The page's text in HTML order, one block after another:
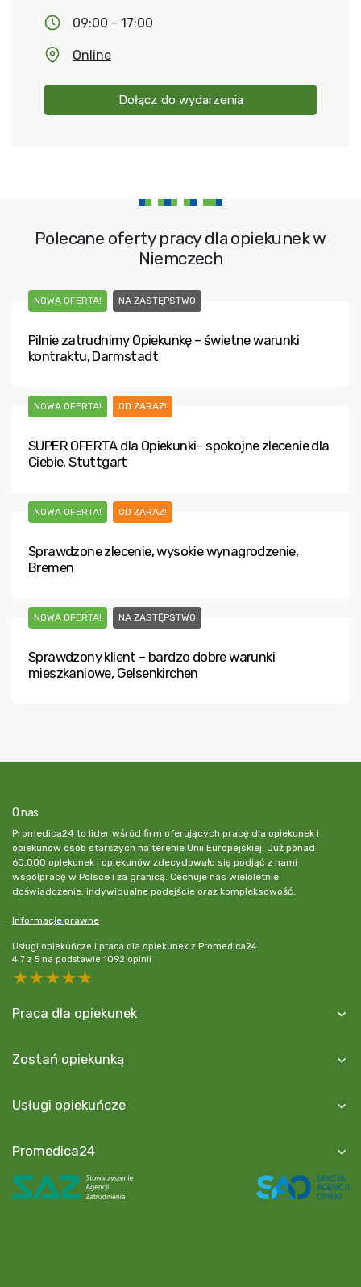
09:00 - 17:00
Online
Dołącz do wydarzenia
Polecane oferty pracy dla opiekunek w
Niemczech
NOWA OFERTA! NA ZASTĘPSTWO
Pilnie zatrudnimy Opiekunkę – świetne warunki
kontraktu, Darmstadt
NOWA OFERTA! OD ZARAZ!
SUPER OFERTA dla Opiekunki– spokojne zlecenie dla
Ciebie, Stuttgart
NOWA OFERTA! OD ZARAZ!
Sprawdzone zlecenie, wysokie wynagrodzenie,
Bremen
NOWA OFERTA! NA ZASTĘPSTWO
Sprawdzony klient – bardzo dobre warunki
mieszkaniowe, Gelsenkirchen
O nas
Promedica24 to lider wśród firm oferujących pracę dla opiekunek i
opiekunów osób starszych na terenie Unii Europejskiej. Już ponad
60.000 opiekunek i opiekunów zdecydowało się podjąć z nami
współpracę w Polsce i za granicą. Cechuje nas wieloletnie
doświadczenie, indywidualne podejście oraz kompleksowość.
Informacje prawne
Usługi opiekuńcze i praca dla opiekunek z Promedica24
4.7 z 5 na podstawie 1092 opinii
5 stars
4 stars
3 stars
2 stars
Praca dla opiekunek
Zostań opiekunką
Usługi opiekuńcze
Promedica24